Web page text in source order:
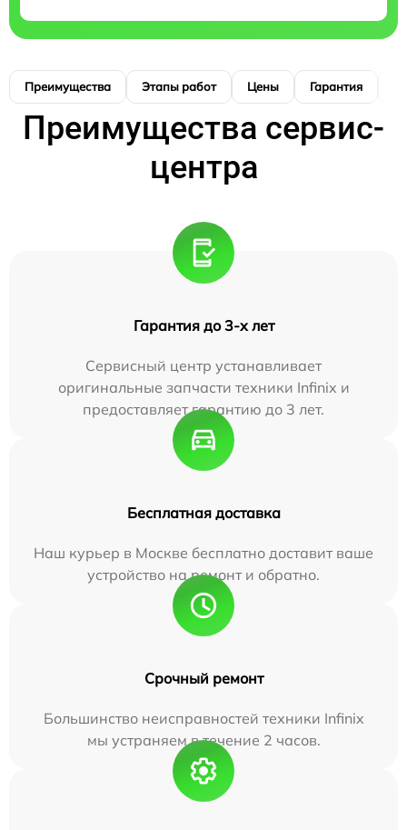
Преимущества Этапы работ Цены Гарантия
Преимущества сервис-
центра
Гарантия до 3-х лет
Сервисный центр устанавливает
оригинальные запчасти техники Infinix и
предоставляет гарантию до 3 лет.
Бесплатная доставка
Наш курьер в Москве бесплатно доставит ваше
устройство на ремонт и обратно.
Срочный ремонт
Большинство неисправностей техники Infinix
мы устраняем в течение 2 часов.